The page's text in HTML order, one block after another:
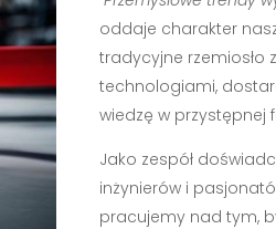
oddaje charakter
tradycyjne rzemiosło
technologiami,
wiedzę w przystępnej
Jako zespół
inżynierów i
pracujemy nad tym,